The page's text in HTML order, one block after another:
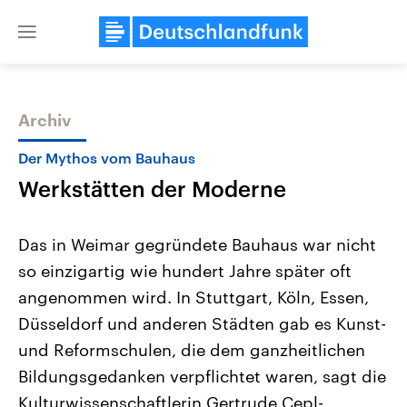
Close
Themen
Landtagswahl Sachsen-Anhalt
2026
Alle Informationen
Sachsen-Anhalt wählt am 6.
September 2026 einen neuen
Landtag. Seit 2021 wird das
Bundesland von einer Koalition aus
USA
Aktuelle Beiträge,
Hintergründe
Wirtschaftlich und
gehören die Vereinigten
den mächtigsten Ländern
mit großem Einfluss auf
Archiv
Der Mythos vom Bauhaus
Werkstätten der Moderne
Das in Weimar gegründete Bauhaus war nicht
so einzigartig wie hundert Jahre später oft
angenommen wird. In Stuttgart, Köln, Essen,
Düsseldorf und anderen Städten gab es Kunst-
und Reformschulen, die dem ganzheitlichen
Bildungsgedanken verpflichtet waren, sagt die
Kulturwissenschaftlerin Gertrude Cepl-